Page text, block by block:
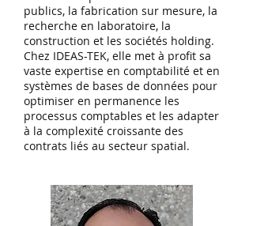
publics, la fabrication sur mesure, la
recherche en laboratoire, la
construction et les sociétés holding.
Chez IDEAS-TEK, elle met à profit sa
vaste expertise en comptabilité et en
systèmes de bases de données pour
optimiser en permanence les
processus comptables et les adapter
à la complexité croissante des
contrats liés au secteur spatial.